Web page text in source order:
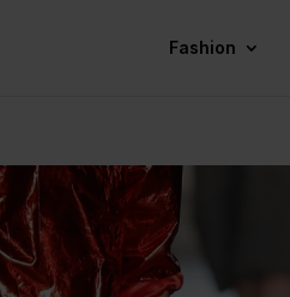
Fashion